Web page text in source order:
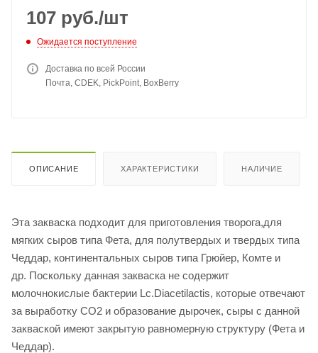
107 руб./шт
Ожидается поступление
Доставка по всей России
Почта, CDEK, PickPoint, BoxBerry
ОПИСАНИЕ ХАРАКТЕРИСТИКИ НАЛИЧИЕ
Эта закваска подходит для приготовления творога,для
мягких сыров типа Фета, для полутвердых и твердых типа
Чеддар, континентальных сыров типа Грюйер, Комте и
др. Поскольку данная закваска не содержит
молочнокислые бактерии Lc.Diacetilactis, которые отвечают
за выработку СО2 и образование дырочек, сыры с данной
закваской имеют закрытую равномерную структуру (Фета и
Чеддар).